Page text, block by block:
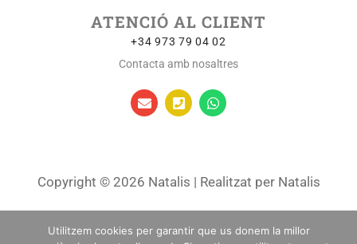
ATENCIÓ AL CLIENT
+34 973 79 04 02
Contacta amb nosaltres
Copyright © 2026 Natalis | Realitzat per Natalis
Utilitzem cookies per garantir que us donem la millor